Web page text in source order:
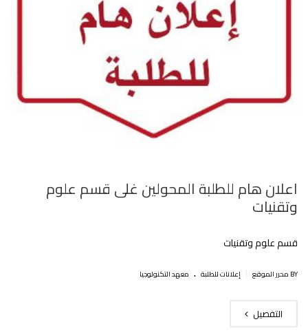
اعلان هام للطلبة المحولين غلى قسم علوم
وتقنيات
قسم علوم وتقنيات
BY محرر الموقع إعلانات للطلبة . معهد التكنولوجيا
التفصيل